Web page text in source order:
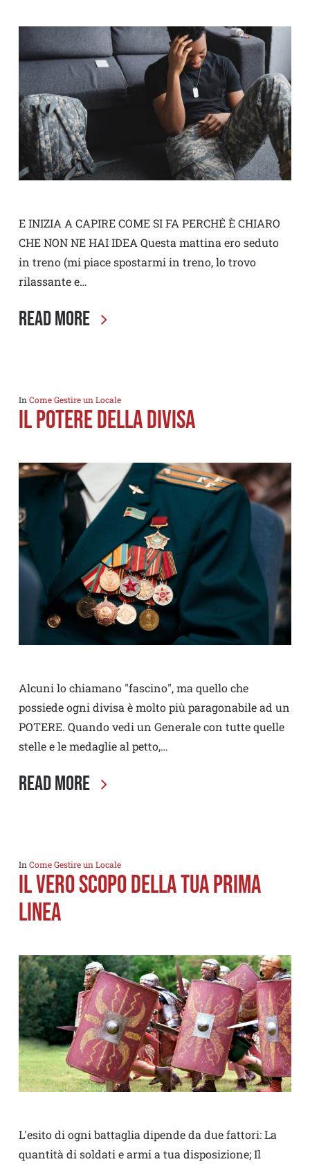
E INIZIA A CAPIRE COME SI FA PERCHÉ È CHIARO
CHE NON NE HAI IDEA Questa mattina ero seduto
in treno (mi piace spostarmi in treno, lo trovo
rilassante e…
Read More
In Come Gestire un Locale
Il Potere della Divisa
Alcuni lo chiamano "fascino", ma quello che
possiede ogni divisa è molto più paragonabile ad un
POTERE. Quando vedi un Generale con tutte quelle
stelle e le medaglie al petto,…
Read More
In Come Gestire un Locale
Il vero scopo della tua prima
linea
L'esito di ogni battaglia dipende da due fattori: La
quantità di soldati e armi a tua disposizione; Il